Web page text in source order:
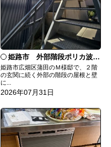
姫路市 外部階段ポリカ波板張替工事
姫路市広畑区蒲田のＭ様邸で、２階
の玄関に続く外部の階段の屋根と壁
に...
2026年07月31日